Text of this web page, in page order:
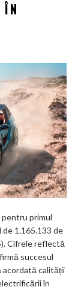
pentru primul
1.165.133 de
Cifrele reflectă
succesul
calității
în